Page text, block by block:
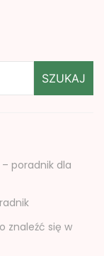
SZUKAJ
poradnik dla
znaleźć się w